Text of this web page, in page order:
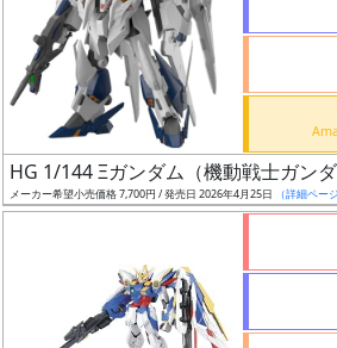
HG 1/144 Ξガンダム（機動戦士ガン
メーカー希望小売価格 7,700円 / 発売日 2026年4月25日 （詳細ペー